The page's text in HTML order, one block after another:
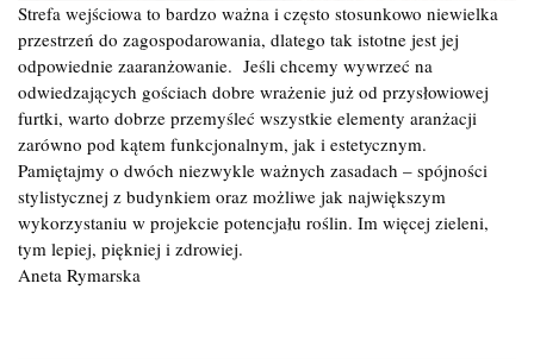
Strefa wejściowa to bardzo ważna i często stosunkowo niewielka
przestrzeń do zagospodarowania, dlatego tak istotne jest jej
odpowiednie zaaranżowanie. Jeśli chcemy wywrzeć na
odwiedzających gościach dobre wrażenie już od przysłowiowej
furtki, warto dobrze przemyśleć wszystkie elementy aranżacji
zarówno pod kątem funkcjonalnym, jak i estetycznym.
Pamiętajmy o dwóch niezwykle ważnych zasadach – spójności
stylistycznej z budynkiem oraz możliwe jak największym
wykorzystaniu w projekcie potencjału roślin. Im więcej zieleni,
tym lepiej, piękniej i zdrowiej.
Aneta Rymarska